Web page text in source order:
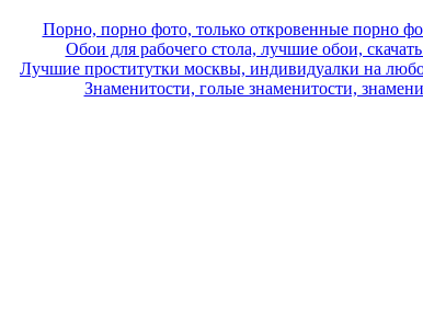
Порно, порно фото, только откровенные порно
Обои для рабочего стола, лучшие обои,
Лучшие проститутки москвы, индивидуалки на
Знаменитости, голые знаменитости,